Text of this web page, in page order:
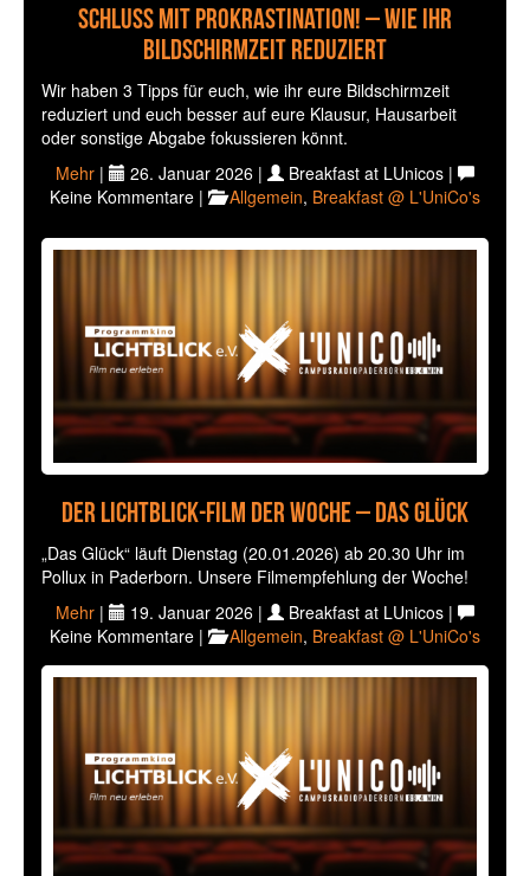
Schluss mit Prokrastination! – Wie ihr
Bildschirmzeit reduziert
Wir haben 3 Tipps für euch, wie ihr eure Bildschirmzeit
reduziert und euch besser auf eure Klausur, Hausarbeit
oder sonstige Abgabe fokussieren könnt.
Mehr | 26. Januar 2026 |
Breakfast at LUnicos |
Keine Kommentare |
Allgemein, Breakfast @ L'UniCo's
Der Lichtblick-Film der Woche – Das Glück
„Das Glück“ läuft Dienstag (20.01.2026) ab 20.30 Uhr im
Pollux in Paderborn. Unsere Filmempfehlung der Woche!
Mehr | 19. Januar 2026 |
Breakfast at LUnicos |
Keine Kommentare |
Allgemein, Breakfast @ L'UniCo's